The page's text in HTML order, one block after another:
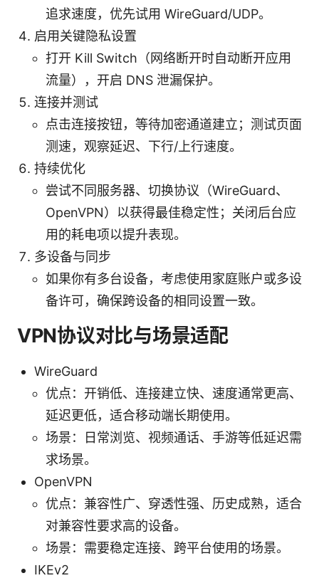
追求速度，优先试用 WireGuard/UDP。
启用关键隐私设置
打开 Kill Switch（网络断开时自动断开应用
流量），开启 DNS 泄漏保护。
连接并测试
点击连接按钮，等待加密通道建立；测试页面
测速，观察延迟、下行/上行速度。
持续优化
尝试不同服务器、切换协议（WireGuard、
OpenVPN）以获得最佳稳定性；关闭后台应
用的耗电项以提升表现。
多设备与同步
如果你有多台设备，考虑使用家庭账户或多设
备许可，确保跨设备的相同设置一致。
VPN协议对比与场景适配
WireGuard
优点：开销低、连接建立快、速度通常更高、
延迟更低，适合移动端长期使用。
场景：日常浏览、视频通话、手游等低延迟需
求场景。
OpenVPN
优点：兼容性广、穿透性强、历史成熟，适合
对兼容性要求高的设备。
场景：需要稳定连接、跨平台使用的场景。
IKEv2